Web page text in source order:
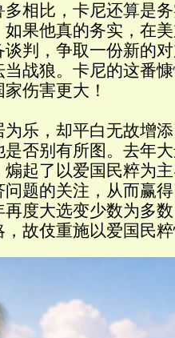
相比，卡尼还算是
果他真的务实，在
判，争取一份新的
战狼。卡尼的这番
伤害更大！
乐，却平白无故增
否别有所图。去年
起了以爱国民粹为
题的关注，从而赢
度大选变少数为多
故伎重施以爱国民